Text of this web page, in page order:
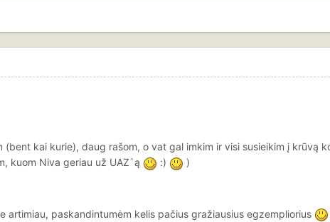
kai kurie), daug rašom, o vat gal imkim ir visi susieikim į krūvą
kuom Niva geriau už UAZ`ą
:) )
artimiau, paskandintumėm kelis pačius gražiausius egzempliorius